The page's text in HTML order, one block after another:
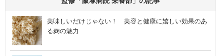
美味しいだけじゃない！ 美容と健康に嬉しい効果のあ
る麹の魅力